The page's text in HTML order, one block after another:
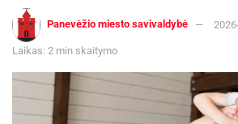
Panevėžio miesto savivaldybė
Laikas: 2 min skaitymo